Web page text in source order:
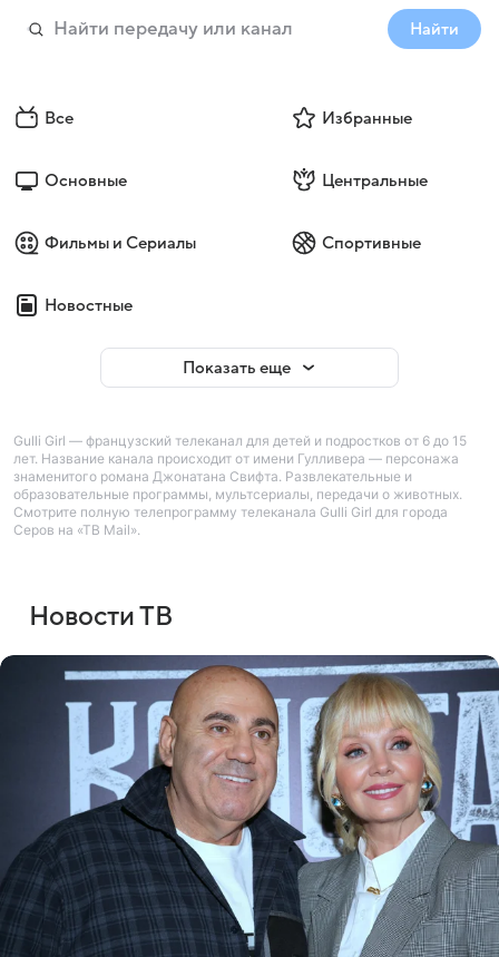
Найти
Все Избранные
Основные Центральные
Фильмы и Сериалы Спортивные
Новостные
Показать еще
Gulli Girl — французский телеканал для детей и подростков от 6 до 15
лет. Название канала происходит от имени Гулливера — персонажа
знаменитого романа Джонатана Свифта. Развлекательные и
образовательные программы, мультсериалы, передачи о животных.
Смотрите полную телепрограмму телеканала Gulli Girl для города
Серов на «ТВ Mail».
Новости ТВ